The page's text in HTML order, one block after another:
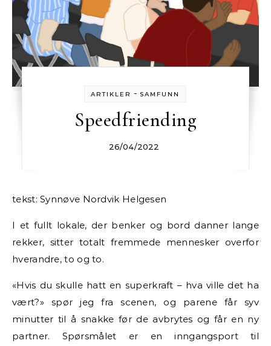
ARTIKLER - SAMFUNN
Speedfriending
26/04/2022
tekst: Synnøve Nordvik Helgesen
I et fullt lokale, der benker og bord danner lange
rekker, sitter totalt fremmede mennesker overfor
hverandre, to og to.
«Hvis du skulle hatt en superkraft – hva ville det ha
vært?» spør jeg fra scenen, og parene får syv
minutter til å snakke før de avbrytes og får en ny
partner. Spørsmålet er en inngangsport til